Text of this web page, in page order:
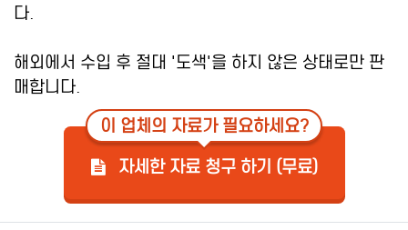
다.
해외에서 수입 후 절대 '도색'을 하지 않은 상태로만 판
매합니다.
이 업체의 자료가 필요하세요?
자세한 자료 청구 하기 (무료)